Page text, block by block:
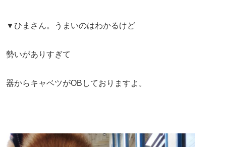
▼ひまさん。うまいのはわかるけど
勢いがありすぎて
器からキャベツがOBしておりますよ。